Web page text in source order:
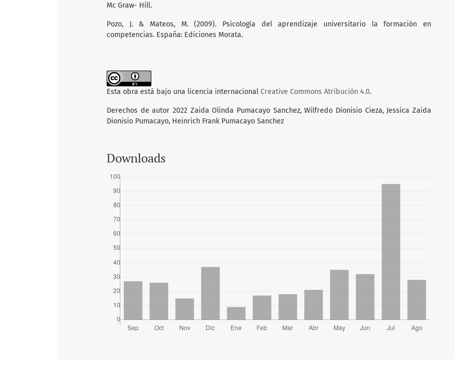
Mc Graw- Hill.
Pozo, J. & Mateos, M. (2009). Psicología del aprendizaje universitario la formación en
competencias. España: Ediciones Morata.
Esta obra está bajo una licencia internacional Creative Commons Atribución 4.0.
Derechos de autor 2022 Zaida Olinda Pumacayo Sanchez, Wilfredo Dionisio Cieza, Jessica Zaida
Dionisio Pumacayo, Heinrich Frank Pumacayo Sanchez
Downloads